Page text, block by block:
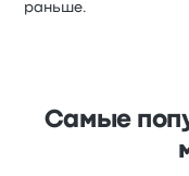
раньше.
Самые